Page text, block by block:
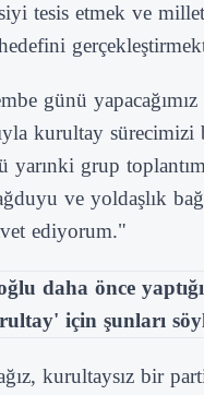
tesis etmek ve
günü
kurultay sürecimizi
yarınki grup
ve yoldaşlık
ediyorum."
daha önce yaptığı
için şunları
kurultaysız bir